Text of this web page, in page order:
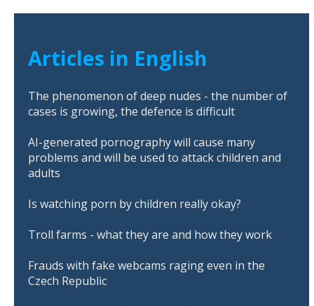
Articles in English
The phenomenon of deep nudes - the number of
cases is growing, the defence is difficult
AI-generated pornography will cause many
problems and will be used to attack children and
adults
Is watching porn by children really okay?
Troll farms - what they are and how they work
Frauds with fake webcams raging even in the
Czech Republic